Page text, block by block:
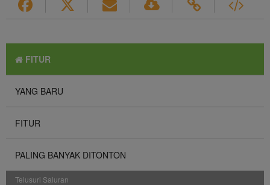
FITUR
YANG BARU
FITUR
PALING BANYAK DITONTON
Telusuri Saluran